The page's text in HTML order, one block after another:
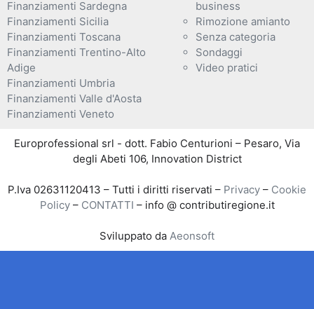
Finanziamenti Sardegna
Finanziamenti Sicilia
Finanziamenti Toscana
Finanziamenti Trentino-Alto
Adige
Finanziamenti Umbria
Finanziamenti Valle d'Aosta
Finanziamenti Veneto
business
Rimozione amianto
Senza categoria
Sondaggi
Video pratici
Europrofessional srl - dott. Fabio Centurioni – Pesaro, Via
degli Abeti 106, Innovation District
P.Iva 02631120413 – Tutti i diritti riservati – Privacy – Cookie
Policy– CONTATTI – info @ contributiregione.it
Sviluppato da Aeonsoft